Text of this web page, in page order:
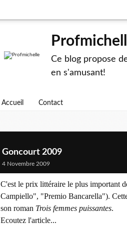
Ce blog propose
en s'amusant!
Accueil Contact
Goncourt 2009
4 Novembre 2009
C'est le prix littéraire le plus important
Campiello", "Premio Bancarella").
son roman Trois femmes puissantes.
Ecoutez l'article...